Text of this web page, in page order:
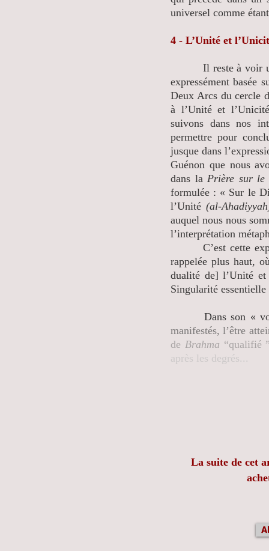
universel comme
4 - L’Unité et
Il reste à voir une
expressément basée
Deux Arcs du cercle
à l’Unité et
suivons dans nos
permettre pour
jusque dans
Guénon que nous
dans laPrière sur le
formulée : « Sur le
l’Unité (al-
auquel nous nous
l’interprétation
C’est cette
rappelée plus haut,
dualité de] l’Unité
Singularité essentielle
Dans son «
manifestés, l’être
de Brahma “qualifié
après les degrés...
La suite de cet